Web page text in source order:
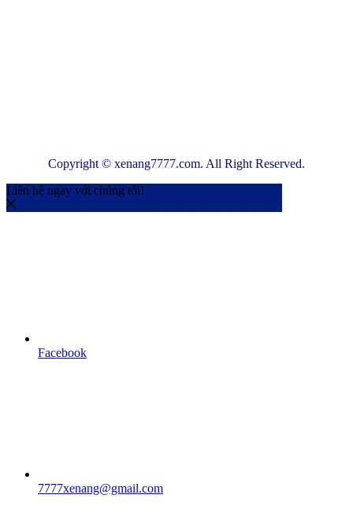
Copyright © xenang7777.com. All Right Reserved.
Liên hệ ngay với chúng tôi!
Facebook
7777xenang@gmail.com